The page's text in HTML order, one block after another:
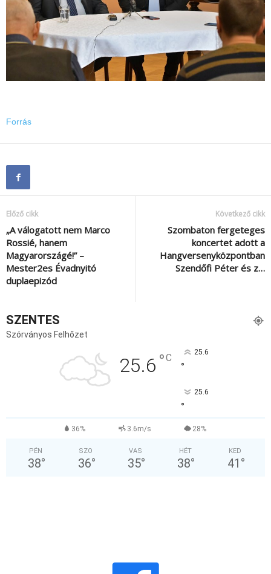
Forrás
Előző cikk
„A válogatott nem Marco
Rossié, hanem
Magyarországé!” –
Mester2es Évadnyitó
duplaepizód
Következő cikk
Szombaton fergeteges
koncertet adott a
Hangversenyközpontban
Szendőfi Péter és z…
SZENTES
Szórványos Felhőzet
25.6 °C 25.6
°
25.6
°
36% 3.6m/s 28%
PÉN
38°
SZO
36°
VAS
35°
HÉT
38°
KED
41 °